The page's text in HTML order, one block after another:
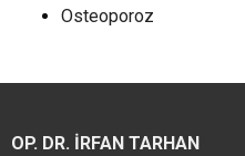
Osteoporoz
OP. DR. İRFAN TARHAN